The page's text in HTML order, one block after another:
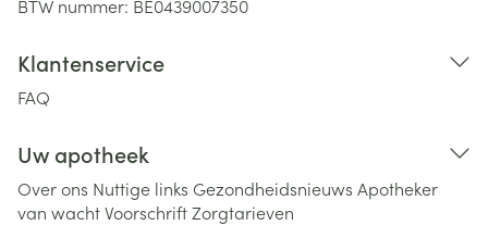
BTW nummer: BE0439007350
Klantenservice
FAQ
Uw apotheek
Over ons Nuttige links Gezondheidsnieuws Apotheker
van wachtVoorschriftZorgtarieven